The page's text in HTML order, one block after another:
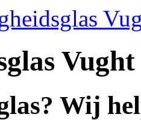
Vught
Wij